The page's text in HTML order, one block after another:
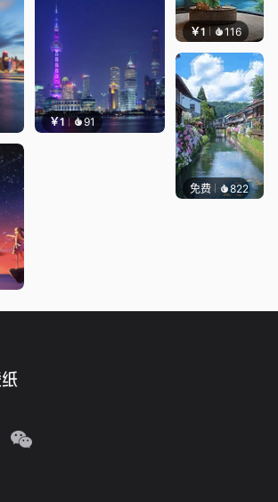
￥1 91
￥1 116叮叮
免费 822叮叮